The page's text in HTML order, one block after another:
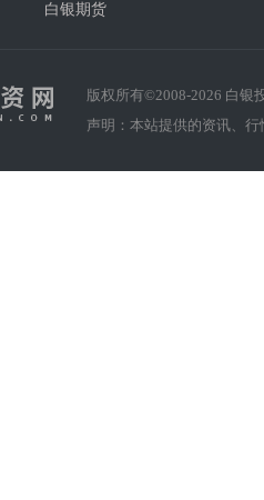
白银期货
版权所有©2008-2026 白银
声明：本站提供的资讯、